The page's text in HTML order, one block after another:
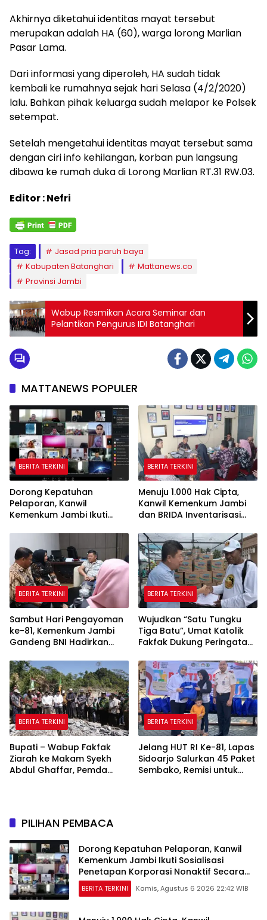
Akhirnya diketahui identitas mayat tersebut
merupakan adalah HA (60), warga lorong Marlian
Pasar Lama.
Dari informasi yang diperoleh, HA sudah tidak
kembali ke rumahnya sejak hari Selasa (4/2/2020)
lalu. Bahkan pihak keluarga sudah melapor ke Polsek
setempat.
Setelah mengetahui identitas mayat tersebut sama
dengan ciri info kehilangan, korban pun langsung
dibawa ke rumah duka di Lorong Marlian RT.31 RW.03.
Editor : Nefri
Tag:
Jasad pria paruh baya
Kabupaten Batanghari
Mattanews.co
Provinsi Jambi
Wabup Resmikan Acara Seminar dan
Pelantikan Pengurus IDI Batanghari
MATTANEWS POPULER
BERITA TERKINI
Dorong Kepatuhan
Pelaporan, Kanwil
Kemenkum Jambi Ikuti
Korporasi Nonaktif Secara
Administratif
BERITA TERKINI
Menuju 1.000 Hak Cipta,
Kanwil Kemenkum Jambi
dan BRIDA Inventarisasi
BERITA TERKINI
Sambut Hari Pengayoman
ke-81, Kemenkum Jambi
Gandeng BNI Hadirkan
Cipta Gratis
BERITA TERKINI
Wujudkan “Satu Tungku
Tiga Batu”, Umat Katolik
Fakfak Dukung Peringatan
Papua
BERITA TERKINI
Bupati – Wabup Fakfak
Ziarah ke Makam Syekh
Abdul Ghaffar, Pemda
BERITA TERKINI
Jelang HUT RI Ke-81, Lapas
Sidoarjo Salurkan 45 Paket
Sembako, Remisi untuk
PILIHAN PEMBACA
Dorong Kepatuhan Pelaporan, Kanwil
Kemenkum Jambi Ikuti Sosialisasi
Penetapan Korporasi Nonaktif Secara
Administratif
BERITA TERKINI Kamis, Agustus 6 2026 22:42 WIB